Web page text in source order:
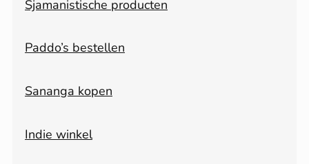
Sjamanistische producten
Paddo’s bestellen
Sananga kopen
Indie winkel